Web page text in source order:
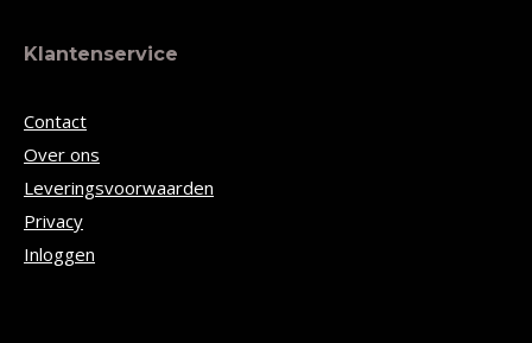
Klantenservice
Contact
Over ons
Leveringsvoorwaarden
Privacy
Inloggen